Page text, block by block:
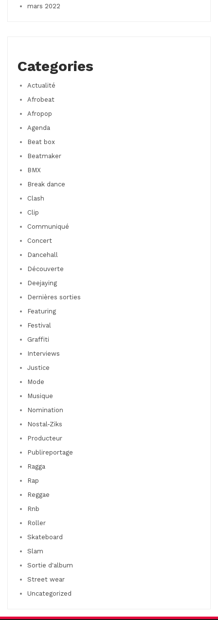
mars 2022
Categories
Actualité
Afrobeat
Afropop
Agenda
Beat box
Beatmaker
BMX
Break dance
Clash
Clip
Communiqué
Concert
Dancehall
Découverte
Deejaying
Dernières sorties
Featuring
Festival
Graffiti
Interviews
Justice
Mode
Musique
Nomination
Nostal-Ziks
Producteur
Publireportage
Ragga
Rap
Reggae
Rnb
Roller
Skateboard
Slam
Sortie d'album
Street wear
Uncategorized